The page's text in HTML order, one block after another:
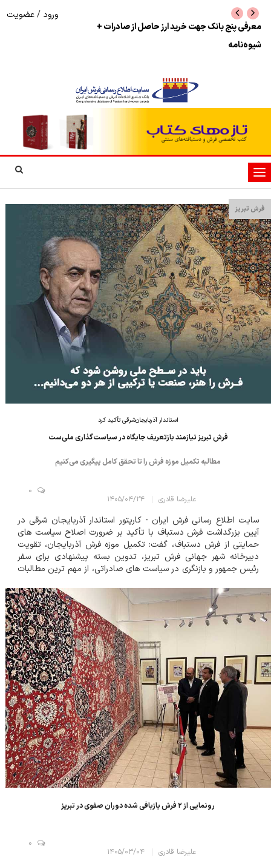
نرخ بازگشت ارز حاصل از صادرات + تکمیلی
ورود /عضویت
تغییر
وضعیت
ناوبری
فرش تبریز
استاندار آذربایجان‌شرقی تأکید کرد
فرش تبریز نیازمند بازتعریف جایگاه در سیاست‌گذاری ملی‌ست
مطالبه تکمیل موزه فرش را تا تحقق کامل پیگیری می‌کنیم
علیرضا قادری ۱۴۰۵/۰۴/۲۴
0
سایت اطلاع رسانی فرش ایران - کارپتور استاندار آذربایجان شرقی در
آیین بزرگداشت فرش دستباف با تأکید بر ضرورت اصلاح سیاست های
حمایتی از فرش دستباف، گفت: تکمیل موزه فرش آذربایجان، تقویت
دبیرخانه شهر جهانی فرش تبریز، تدوین بسته پیشنهادی برای سفر
رئیس جمهور و بازنگری در سیاست های صادراتی، از مهم ترین مطالبات
چهارشنبه ۲۴ تیرماه...
رونمایی از ۲ فرش بازبافی شده دوران صفوی در تبریز
علیرضا قادری ۱۴۰۵/۰۳/۰۴
0